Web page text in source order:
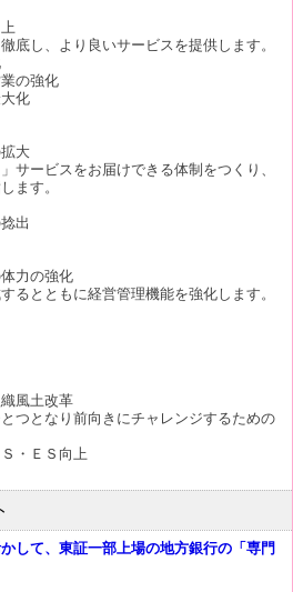
し、より良いサービスを提供します。
の強化
化
大
ービスをお届けできる体制をつくり、
ます。
出
力の強化
とともに経営管理機能を強化します。
風土改革
つとなり前向きにチャレンジするための
・ＥＳ向上
して、東証一部上場の地方銀行の「専門